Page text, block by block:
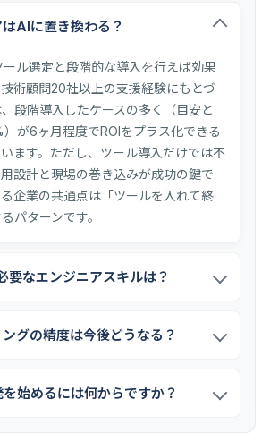
AIに置き換わる？
ール選定と段階的な導入を行えば効果
術顧問20社以上の支援経験にもとづ
段階導入したケースの多く（目安と
）が6ヶ月程度でROIをプラス化できる
ます。ただし、ツール導入だけでは不
設計と現場の巻き込みが成功の鍵で
企業の共通点は「ツールを入れて終
パターンです。
要なエンジニアスキルは？
グの精度は今後どうなる？
始めるには何からですか？